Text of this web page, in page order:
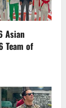
Asian
Team of